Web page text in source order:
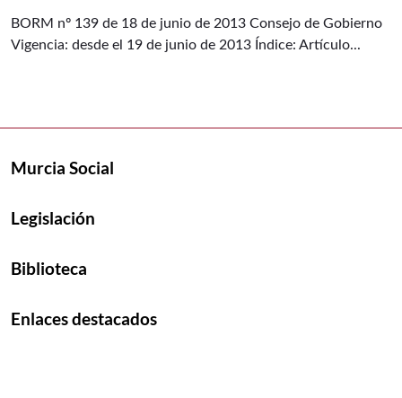
BORM nº 139 de 18 de junio de 2013 Consejo de Gobierno
Vigencia: desde el 19 de junio de 2013 Índice: Artículo...
Murcia Social
Legislación
Biblioteca
Enlaces destacados